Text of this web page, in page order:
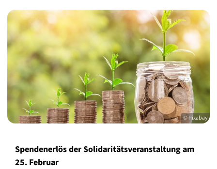
© Pixabay
Spendenerlös der Solidaritätsveranstaltung am
25. Februar